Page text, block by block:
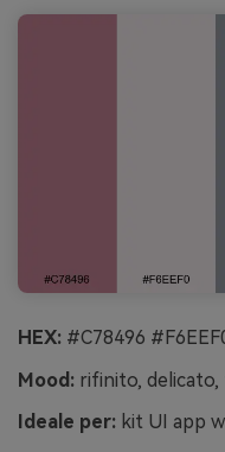
HEX: #C78496
Mood: rifinito,
Ideale per: kit UI app